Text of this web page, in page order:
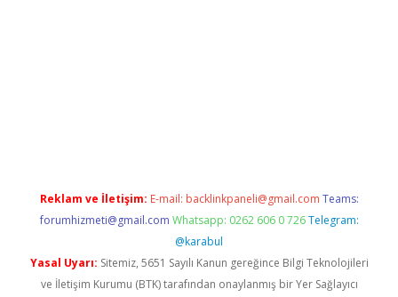
Reklam ve İletişim: E-mail: backlinkpaneli@gmail.com Teams:
forumhizmeti@gmail.com Whatsapp: 0262 606 0 726 Telegram:
@karabul
Yasal Uyarı: Sitemiz, 5651 Sayılı Kanun gereğince Bilgi Teknolojileri
ve İletişim Kurumu (BTK) tarafından onaylanmış bir Yer Sağlayıcı